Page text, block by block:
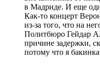
в Мадриде. И еще
Как-то концерт
из-за того, что на
Политбюро Гейдар
причине задержки,
потому что я